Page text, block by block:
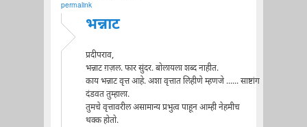
permalink
भन्नाट
प्रदीपराव,
भन्नाट ग़ज़ल. फार सुंदर. बोलायला शब्द नाहीत.
काय भन्नाट वृत्त आहे. अशा वृत्तात लिहीणे म्हणजे ...... साष्टांग
दंडवत तुम्हाला.
तुमचे वृत्तावरील असामान्य प्रभुत्व पाहून आम्ही नेहमीच
थक्क होतो.